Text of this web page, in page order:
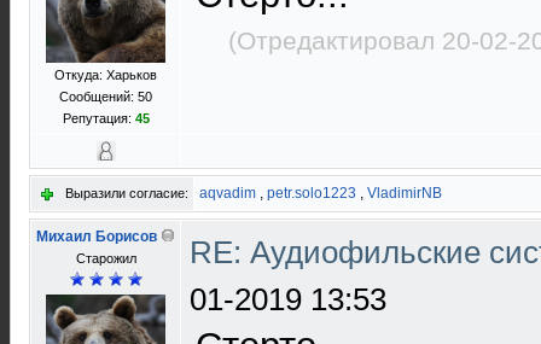
Откуда: Харьков
Сообщений: 50
Репутация: 45
(Отредактировал 20-02-
Выразили согласие: aqvadim , petr.solo1223 , VladimirNB
Михаил Борисов
Старожил
RE: Аудиофильские
01-2019 13:53